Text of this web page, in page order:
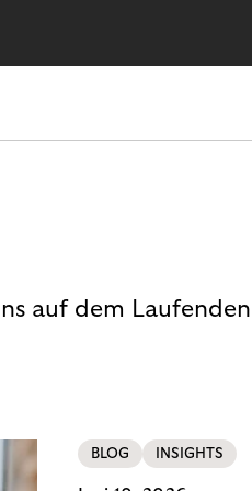
auf dem
BLOG INSIGHTS